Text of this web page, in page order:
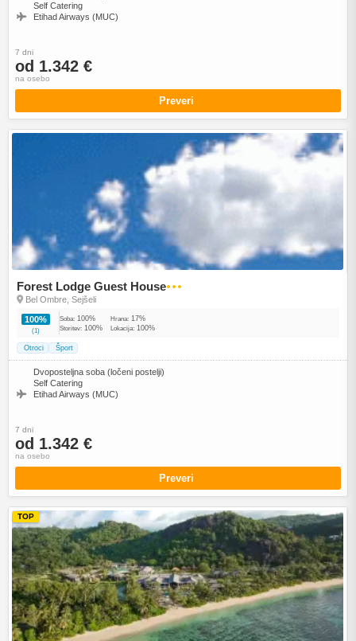
Self Catering
Etihad Airways (MUC)
7 dni
od 1.342 €
na osebo
Preveri
Forest Lodge Guest House●●●
Bel Ombre, Sejšeli
100%
(1)
Soba: 100% Hrana: 17%
Storitev: 100% Lokacija: 100%
Otroci Šport
Dvoposteljna soba (ločeni postelji)
Self Catering
Etihad Airways (MUC)
7 dni
od 1.342 €
na osebo
Preveri
TOP